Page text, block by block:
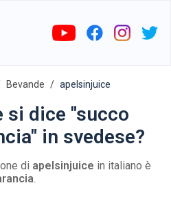
Bevande apelsinjuice
si dice "succo
in svedese?
di apelsinjuice in italiano è
.